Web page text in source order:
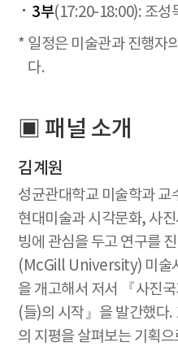
3부(17:20-18:00): 조성
* 일정은 미술관과 진행자
다.
▣ 패널 소개
김계원
성균관대학교 미술학과
현대미술과 시각문화, 사
빙에 관심을 두고 연구를
(McGill University) 미술
을 개고해서 저서 『사진
(들)의 시작』을 발간했다
의 지평을 살펴보는 기획